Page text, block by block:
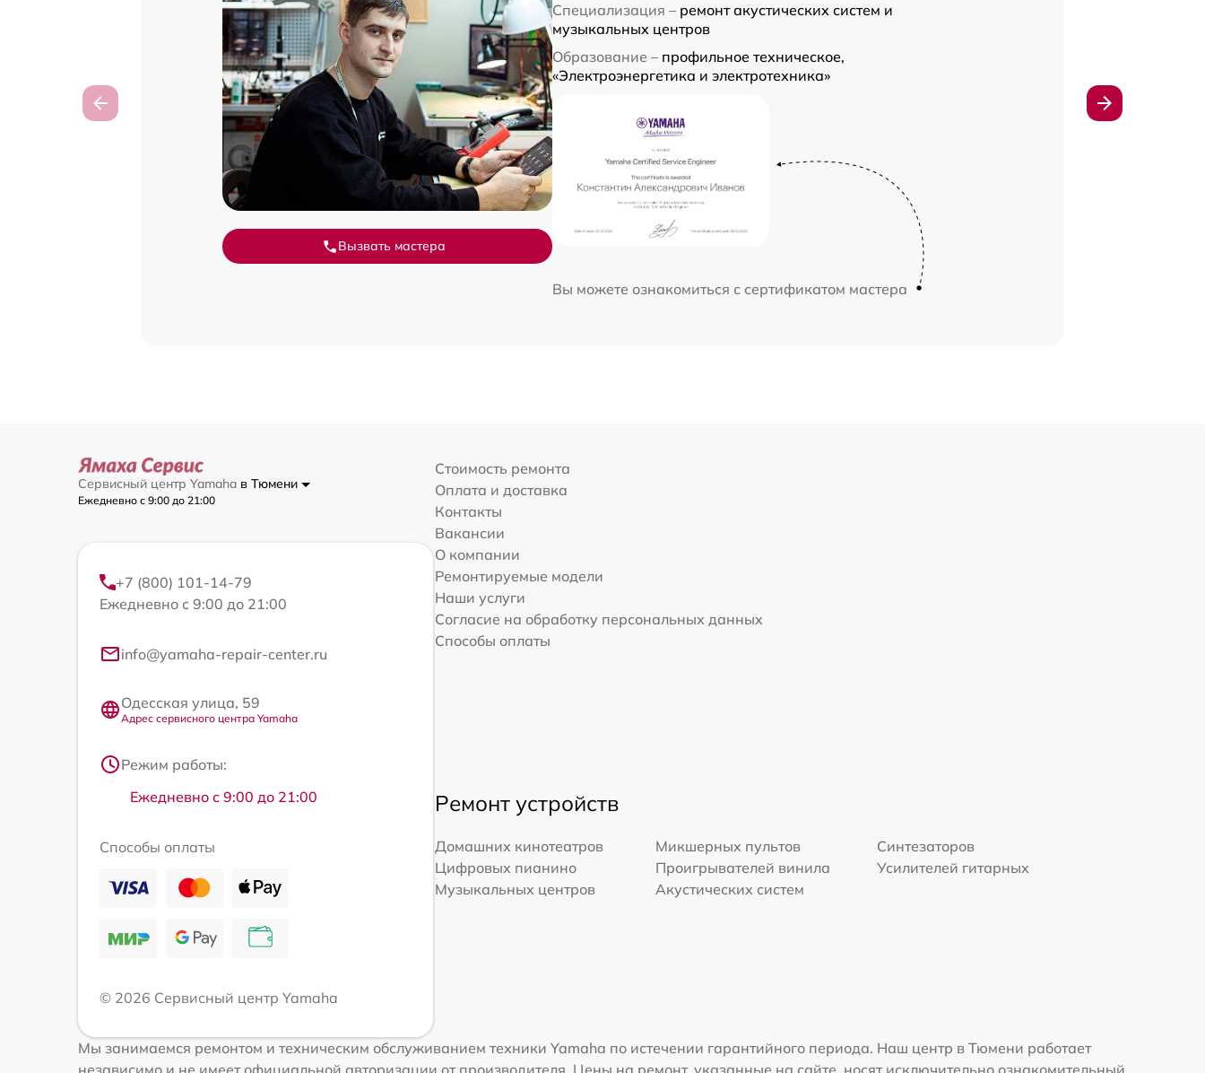
Вызвать мастера
Специализация – ремонт акустических систем и
музыкальных центров
Образование – профильное техническое,
«Электроэнергетика и электротехника»
Вы можете ознакомиться с сертификатом мастера
Сервисный центр Yamaha в Тюмени
Ежедневно с 9:00 до 21:00
+7 (800) 101-14-79
Ежедневно с 9:00 до 21:00
info@yamaha-repair-center.ru
Одесская улица, 59
Адрес сервисного центра Yamaha
Режим работы:
Ежедневно с 9:00 до 21:00
Способы оплаты
© 2026 Сервисный центр Yamaha
Стоимость ремонта
Оплата и доставка
Контакты
Вакансии
О компании
Ремонтируемые модели
Наши услуги
Согласие на обработку персональных данных
Способы оплаты
Ремонт устройств
Домашних кинотеатров Микшерных пультов
Синтезаторов
Цифровых пианино
Проигрывателей винила
Усилителей гитарных
Музыкальных центров
Акустических систем
Мы занимаемся ремонтом и техническим обслуживанием техники Yamaha по истечении гарантийного периода. Наш центр в Тюмени работает